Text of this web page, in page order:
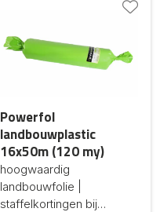
Powerfol
landbouwplastic
16x50m (120 my)
hoogwaardig
landbouwfolie |
staffelkortingen bij